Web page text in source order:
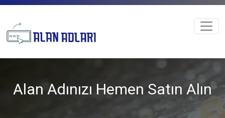
Alan Adınızı Hemen Satın Alın